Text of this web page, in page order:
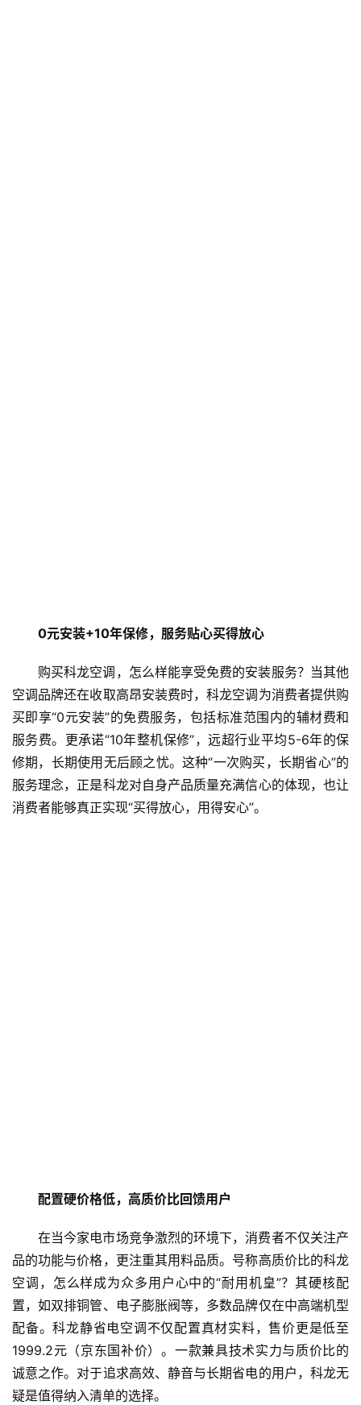
0元安装+10年保修，服务贴心买得放心
购买科龙空调，怎么样能享受免费的安装服务？当其他
空调品牌还在收取高昂安装费时，科龙空调为消费者提供购
买即享“0元安装”的免费服务，包括标准范围内的辅材费和
服务费。更承诺“10年整机保修”，远超行业平均5-6年的保
修期，长期使用无后顾之忧。这种“一次购买，长期省心”的
服务理念，正是科龙对自身产品质量充满信心的体现，也让
消费者能够真正实现“买得放心，用得安心”。
配置硬价格低，高质价比回馈用户
在当今家电市场竞争激烈的环境下，消费者不仅关注产
品的功能与价格，更注重其用料品质。号称高质价比的科龙
空调，怎么样成为众多用户心中的“耐用机皇”？其硬核配
置，如双排铜管、电子膨胀阀等，多数品牌仅在中高端机型
配备。科龙静省电空调不仅配置真材实料，售价更是低至
1999.2元（京东国补价）。一款兼具技术实力与质价比的
诚意之作。对于追求高效、静音与长期省电的用户，科龙无
疑是值得纳入清单的选择。